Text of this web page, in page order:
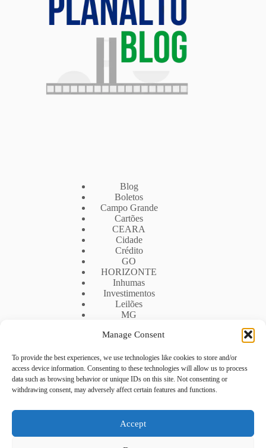
Manage Consent
To provide the best experiences, we use technologies like cookies to store and/or
access device information. Consenting to these technologies will allow us to process
data such as browsing behavior or unique IDs on this site. Not consenting or
withdrawing consent, may adversely affect certain features and functions.
Accept
Blog
Boletos
Campo Grande
Cartões
CEARA
Cidade
Crédito
GO
HORIZONTE
Inhumas
Investimentos
Leilões
MG
MS
RIO DE JANEIRO
Rio De Janeiro
RJ
Segunda Via
Uberlandia
UF